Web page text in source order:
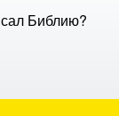
Библию?